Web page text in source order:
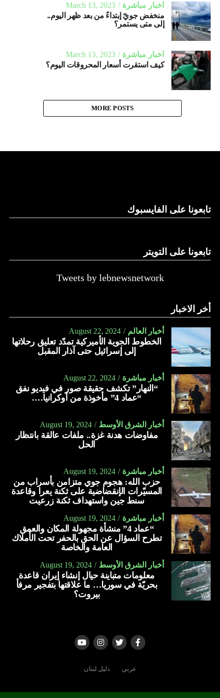
أخبار مباشرة
March 13, 2023
منخفض جويّ إبتداءً من بعد ظهر اليوم..
إلى متى يستمر؟
أخبار مباشرة
March 13, 2023
كيف استقرت أسعار المحروقات اليوم؟
MORE POSTS
تابعونا على الفايسبوك
تابعونا على التويتر
Tweets by lebnewsnetwork
أخر الاخبار
أخبار العالم August 22, 2024
الخطوط الجوية الأميركية تمدّد تعليق رحلاتها
إلى إسرائيل حتى آذار المقبل
أخبار مباشرة August 22, 2024
“النهار” تكشف حقيقة صور في فيديو نفق
“عماد 4” مأخوذة من أوكرانيا….
أخبار الشرق الأوسط August 19, 2024
مفاوضات هدنة غزة.. ملفات عالقة بانتظار
الحل
أخبار مباشرة August 19, 2024
حزب الله: هجوم جوي متزامن بأسراب من
المسيّرات الإنقضاضية على ثكنة يعرا وقاعدة
سنط جين واستهداف ثكنة زرعيت
أخبار مباشرة August 19, 2024
“عماد 4” منشأة مجهولة المكان والعمق
تطرح السؤال عن الحق بالحفر تحت الأملاك
العامة والخاصة
أخبار الشرق الأوسط August 19, 2024
معلومات متباينة حيال إنشاء إيران قاعدة
بحريّة في سوريا… ما علاقتها بتفجير مرفأ
بيروت؟
عربي دليل لبنان